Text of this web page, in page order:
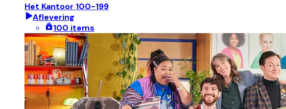
Het Kantoor 100-199
Aflevering
100 items